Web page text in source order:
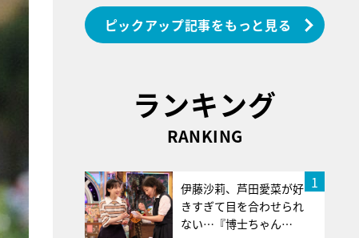
ピックアップ記事をもっと見る
ランキング
RANKING
1
伊藤沙莉、芦田愛菜が好
きすぎて目を合わせられ
ない…『博士ちゃん…